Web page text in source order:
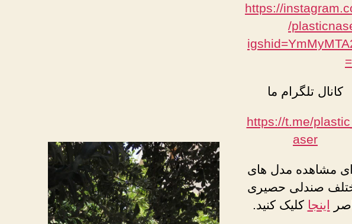
https://
/
کانال تلگرام ما
https://t.me/
aser
مشاهده مدل های
صندلی حصیری
اینجا کلیک کنید.